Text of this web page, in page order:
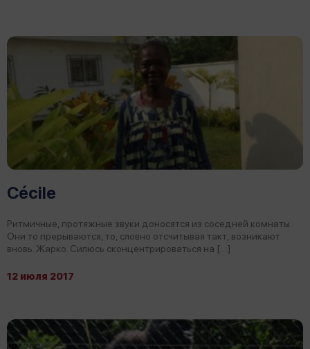
Cécile
Ритмичные, протяжные звуки доносятся из соседней комнаты.
Они то прерываются, то, словно отсчитывая такт, возникают
вновь. Жарко. Силюсь сконцентрироваться на […]
12 июля 2017